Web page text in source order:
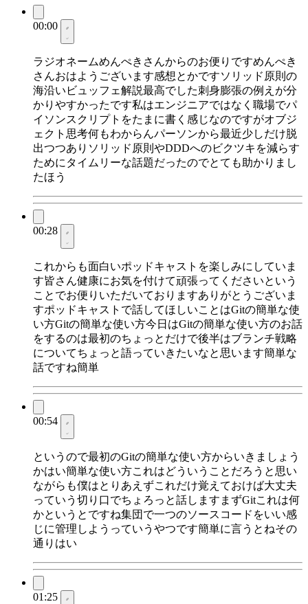
00:00
ラジオネームめんぺきさんからのお便りですめんぺき
さんおはようございます感想とかですソリッド原則の
海沿いビュッフェ解説最高でした刺身膨張の例えが分
かりやすかったです私はエンジニアではなく職場でパ
イソンスクリプトをたまに書く感じなのですがオブジ
ェクト思考何もわからんパーソンから最近少しだけ脱
出つつありソリッド原則やDDDへのビクツキを減らす
ためにタイムリーな話題だったのでとても助かりまし
たほう
00:28
これからも面白いポッドキャストを楽しみにしていま
す皆さん健康にお気を付けて頑張ってくださいという
ことでお便りいただいておりますありがとうございま
すポッドキャストで話してほしいことはGitの簡単な使
い方Gitの簡単な使い方今日はGitの簡単な使い方のお話
をするのは最初のちょっとだけで後半はブランチ戦略
についてちょっと語っていきたいなと思います簡単な
話ですね簡単
00:54
というので最初のGitの簡単な使い方からいきましょう
かはい簡単な使い方これはどういうことだろうと思い
ながらも僕はとりあえずこれだけ覚えておけば大丈夫
っていう切り口でちょろっと話しますまずGitこれは何
かというとですね集団で一つのソースコードをいい感
じに管理しようっていうやつです簡単に言うとねその
通りはい
01:25